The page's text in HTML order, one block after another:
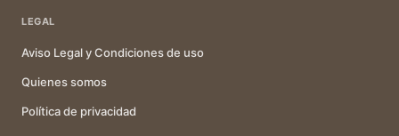
LEGAL
Aviso Legal y Condiciones de uso
Quienes somos
Política de privacidad